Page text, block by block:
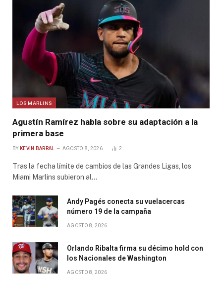
LOS MARLINS
Agustín Ramírez habla sobre su adaptación a la
primera base
BY KEVIN BARRAL AGOSTO 8, 2026 2
Tras la fecha límite de cambios de las Grandes Ligas, los
Miami Marlins subieron al…
Andy Pagés conecta su vuelacercas
número 19 de la campaña
AGOSTO 8, 2026
Orlando Ribalta firma su décimo hold con
los Nacionales de Washington
AGOSTO 8, 2026